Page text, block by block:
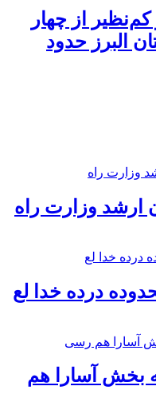
از چهار
البرز حدود
ارشد وزارت راه
درده خدا لع
بخش آسارا هم